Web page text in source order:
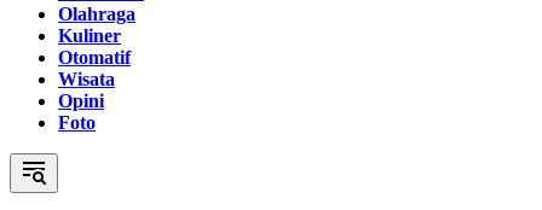
Olahraga
Kuliner
Otomatif
Wisata
Opini
Foto